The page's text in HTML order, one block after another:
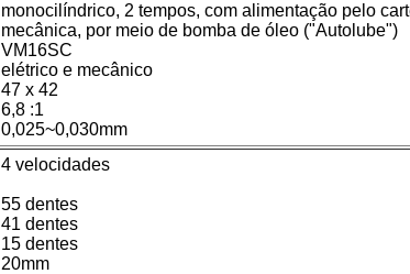
monocilíndrico, 2 tempos, com alimentação pelo
mecânica, por meio de bomba de óleo ("Autolube")
VM16SC
elétrico e mecânico
47 x 42
6,8 :1
0,025~0,030mm
4 velocidades
55 dentes
41 dentes
15 dentes
20mm